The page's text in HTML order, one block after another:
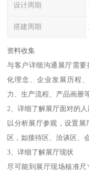
设计周期
搭建周期
资料收集
与客户详细沟通展厅需
化理念、企业发展历程
力、生产流程、产品画册
2、详细了解展厅面对的人
以分析展厅参观，设置
区，如接待区、洽谈区、
3、详细了解展厅现状
尽可能到展厅现场核准